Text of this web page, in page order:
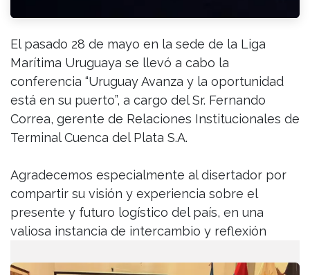
El pasado 28 de mayo en la sede de la Liga
Marítima Uruguaya se llevó a cabo la
conferencia “Uruguay Avanza y la oportunidad
está en su puerto”, a cargo del Sr. Fernando
Correa, gerente de Relaciones Institucionales de
Terminal Cuenca del Plata S.A.
Agradecemos especialmente al disertador por
compartir su visión y experiencia sobre el
presente y futuro logístico del país, en una
valiosa instancia de intercambio y reflexión